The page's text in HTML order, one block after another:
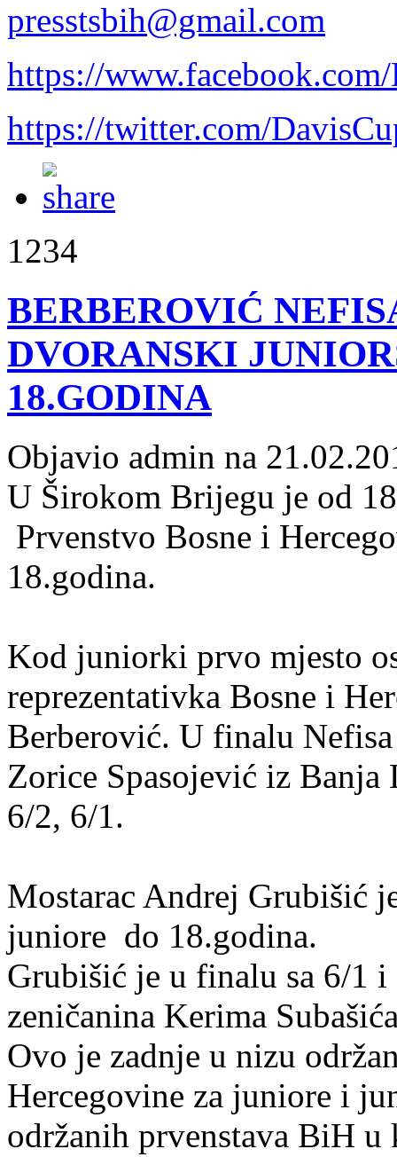
presstsbih@gmail.com
https://
https://twitter.com/
1234
BERBEROVIĆ
DVORANSKI
18.GODINA
Objavio admin na
U Širokom Brijegu je od
Prvenstvo Bosne i
18.godina.
Kod juniorki prvo mjesto
reprezentativka Bosne i
Berberović. U finalu
Zorice Spasojević iz
6/2, 6/1.
Mostarac Andrej Grubišić
juniore do 18.godina.
Grubišić je u finalu sa 6/1
zeničanina Kerima
Ovo je zadnje u nizu
Hercegovine za juniore i
održanih prvenstava BiH